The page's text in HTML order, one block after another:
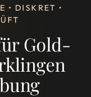
• DISKRET •
Gold-